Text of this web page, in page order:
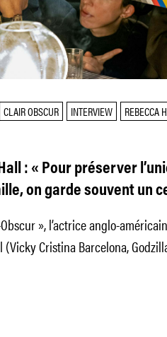
CLAIR OBSCUR INTERVIEW
REBECCA
: « Pour préserver
on garde souvent un
», l’actrice anglo-
(Vicky Cristina Barcelona,